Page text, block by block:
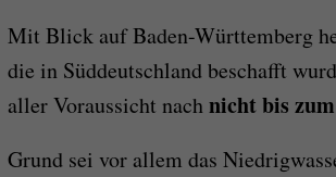
Mit Blick auf Baden-Württemberg
die in Süddeutschland beschafft
aller Voraussicht nachnicht bis
Grund sei vor allem das